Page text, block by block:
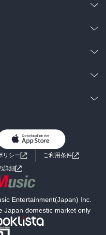
男子向けラノベ
小説
海外小説
SF
文学
お問い合わせ
リシー
ご利用条件
詳細
Entertainment(Japan) Inc.
Japan domestic market only